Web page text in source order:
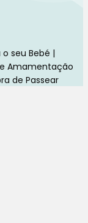
seu Bebé |
Amamentação
de Passear